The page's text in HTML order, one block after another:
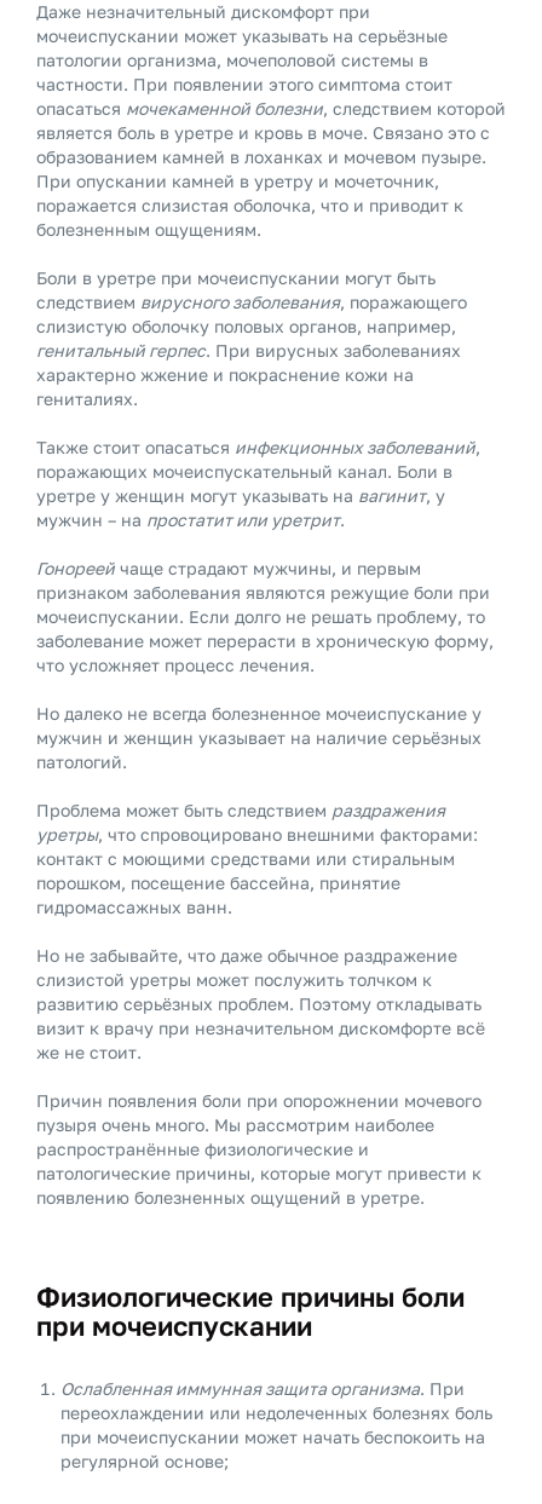
Даже незначительный дискомфорт при
мочеиспускании может указывать на серьёзные
патологии организма, мочеполовой системы в
частности. При появлении этого симптома стоит
опасаться мочекаменной болезни, следствием которой
является боль в уретре и кровь в моче. Связано это с
образованием камней в лоханках и мочевом пузыре.
При опускании камней в уретру и мочеточник,
поражается слизистая оболочка, что и приводит к
болезненным ощущениям.
Боли в уретре при мочеиспускании могут быть
следствием вирусного заболевания, поражающего
слизистую оболочку половых органов, например,
генитальный герпес. При вирусных заболеваниях
характерно жжение и покраснение кожи на
гениталиях.
Также стоит опасаться инфекционных заболеваний,
поражающих мочеиспускательный канал. Боли в
уретре у женщин могут указывать на вагинит, у
мужчин – на простатит или уретрит.
Гонореей чаще страдают мужчины, и первым
признаком заболевания являются режущие боли при
мочеиспускании. Если долго не решать проблему, то
заболевание может перерасти в хроническую форму,
что усложняет процесс лечения.
Но далеко не всегда болезненное мочеиспускание у
мужчин и женщин указывает на наличие серьёзных
патологий.
Проблема может быть следствием раздражения
уретры, что спровоцировано внешними факторами:
контакт с моющими средствами или стиральным
порошком, посещение бассейна, принятие
гидромассажных ванн.
Но не забывайте, что даже обычное раздражение
слизистой уретры может послужить толчком к
развитию серьёзных проблем. Поэтому откладывать
визит к врачу при незначительном дискомфорте всё
же не стоит.
Причин появления боли при опорожнении мочевого
пузыря очень много. Мы рассмотрим наиболее
распространённые физиологические и
патологические причины, которые могут привести к
появлению болезненных ощущений в уретре.
Физиологические причины боли
при мочеиспускании
Ослабленная иммунная защита организма. При
переохлаждении или недолеченных болезнях боль
при мочеиспускании может начать беспокоить на
регулярной основе;